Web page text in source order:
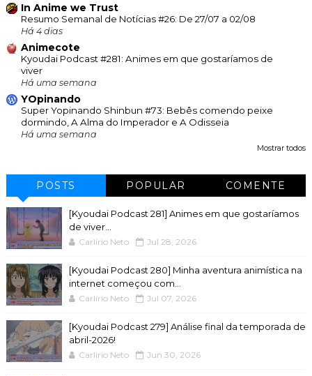
In Anime we Trust
Resumo Semanal de Notícias #26: De 27/07 a 02/08
Há 4 dias
Animecote
Kyoudai Podcast #281: Animes em que gostaríamos de
viver
Há uma semana
YOpinando
Super Yopinando Shinbun #73: Bebês comendo peixe
dormindo, A Alma do Imperador e A Odisseia
Há uma semana
Mostrar todos
POSTS POPULAR COMENTE
[Kyoudai Podcast 281] Animes em que gostaríamos
de viver...
Carlírio Neto Jul 28, 2026
[Kyoudai Podcast 280] Minha aventura animística na
internet começou com...
Carlírio Neto Jul 07, 2026
[Kyoudai Podcast 279] Análise final da temporada de
abril-2026!
Carlírio Neto Jun 30, 2026